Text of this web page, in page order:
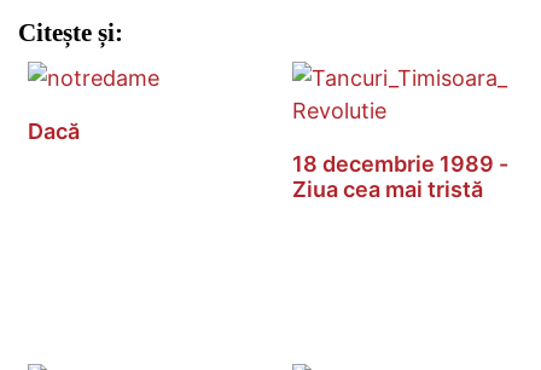
Citește și:
Dacă
18 decembrie 1989 -
Ziua cea mai tristă